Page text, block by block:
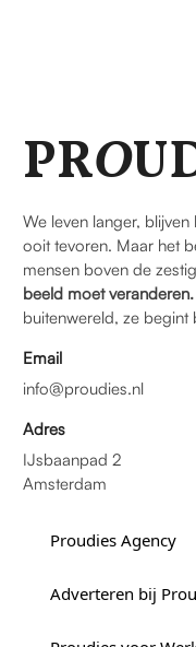
PRO
We leven langer,
ooit tevoren. Maar het
mensen boven de
beeld moet veranderen.
buitenwereld, ze begint
Email
info@proudies.nl
Adres
IJsbaanpad 2
Amsterdam
Proudies Agency
Adverteren bij